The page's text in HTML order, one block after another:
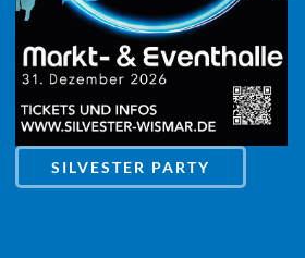
SILVESTER PARTY